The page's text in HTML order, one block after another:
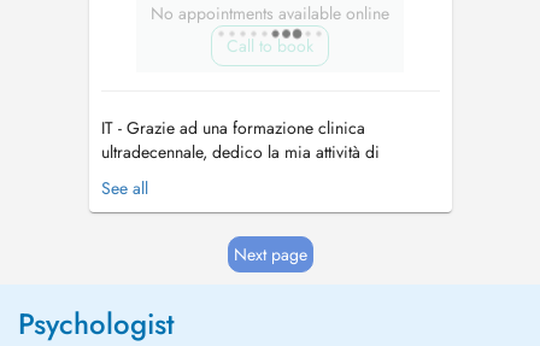
No appointments available online
Call to book
IT - Grazie ad una formazione clinica
ultradecennale, dedico la mia attività di
psicologa ad adulti. Con un approccio
umanistico-esistenziale centrato sulla persona,
relazioni umane e a migliorare l'adattamento
individuale, spesso compromesso dallo svilu...
See all
Next page
Psychologist